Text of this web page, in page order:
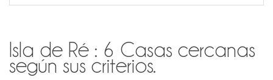
Isla de Ré : 6 Casas cercanas
según sus criterios.